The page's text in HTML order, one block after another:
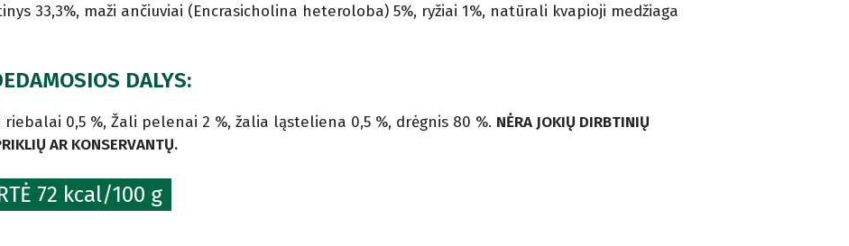
33,3%, maži ančiuviai (Encrasicholina heteroloba) 5%, ryžiai 1%, natūrali kvapioji medžiaga
DALYS:
0,5 %, Žali pelenai 2 %, žalia ląsteliena 0,5 %, drėgnis 80 %. NĖRA JOKIŲ DIRBTINIŲ
AR KONSERVANTŲ.
72 kcal/100 g